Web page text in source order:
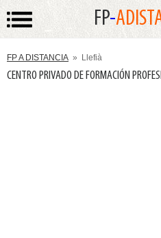
FP-
FP A DISTANCIA » Llefià
CENTRO PRIVADO DE FORMACIÓN